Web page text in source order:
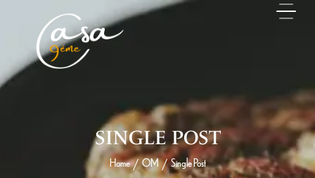
SINGLE POST
Home / OM / Single Post